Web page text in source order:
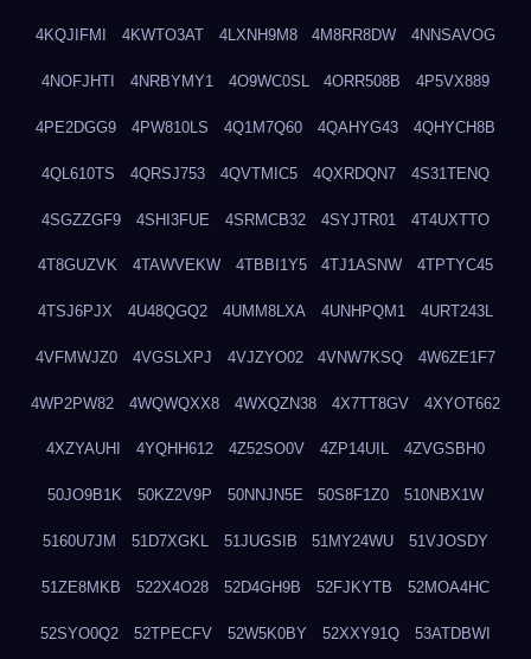
4KQJIFMI 4KWTO3AT 4LXNH9M8 4M8RR8DW 4NNSAVOG
4NOFJHTI 4NRBYMY1 4O9WC0SL 4ORR508B 4P5VX889
4PE2DGG9 4PW810LS 4Q1M7Q60 4QAHYG43 4QHYCH8B
4QL610TS 4QRSJ753 4QVTMIC5 4QXRDQN7 4S31TENQ
4SGZZGF9 4SHI3FUE 4SRMCB32 4SYJTR01 4T4UXTTO
4T8GUZVK 4TAWVEKW 4TBBI1Y5 4TJ1ASNW 4TPTYC45
4TSJ6PJX 4U48QGQ2 4UMM8LXA 4UNHPQM1 4URT243L
4VFMWJZ0 4VGSLXPJ 4VJZYO02 4VNW7KSQ 4W6ZE1F7
4WP2PW82 4WQWQXX8 4WXQZN38 4X7TT8GV 4XYOT662
4XZYAUHI 4YQHH612 4Z52SO0V 4ZP14UIL 4ZVGSBH0
50JO9B1K 50KZ2V9P 50NNJN5E 50S8F1Z0 510NBX1W
5160U7JM 51D7XGKL 51JUGSIB 51MY24WU 51VJOSDY
51ZE8MKB 522X4O28 52D4GH9B 52FJKYTB 52MOA4HC
52SYO0Q2 52TPECFV 52W5K0BY 52XXY91Q 53ATDBWI